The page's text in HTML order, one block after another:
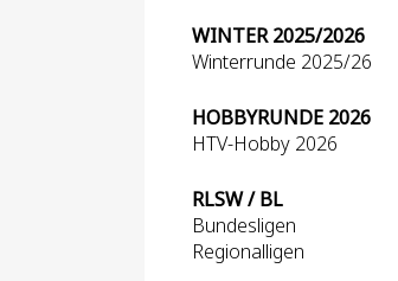
WINTER 2025/2026
Winterrunde 2025/26
HOBBYRUNDE 2026
HTV-Hobby 2026
RLSW / BL
Bundesligen
Regionalligen